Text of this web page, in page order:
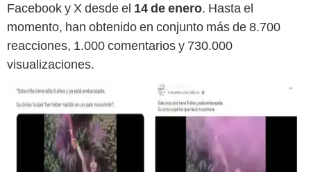
Facebook y X desde el 14 de enero. Hasta el
momento, han obtenido en conjunto más de 8.700
reacciones, 1.000 comentarios y 730.000
visualizaciones.